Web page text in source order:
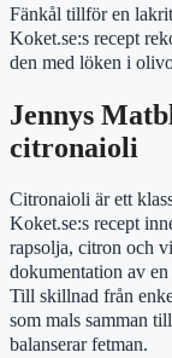
Fänkål tillför en
Koket.se:s recept
den med löken i
Jennys
citronaioli
Citronaioli är ett
Koket.se:s recept
rapsolja, citron och
dokumentation av
Till skillnad från
som mals samman
balanserar fetman.